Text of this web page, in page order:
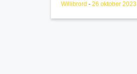
Willibrord - 26 oktober 2023